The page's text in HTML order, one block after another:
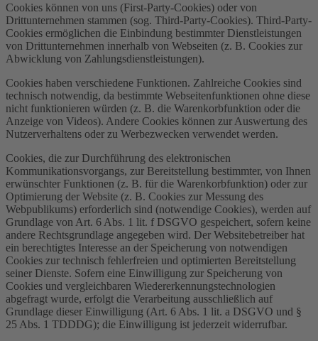
Cookies können von uns (First-Party-Cookies) oder von
Drittunternehmen stammen (sog. Third-Party-Cookies). Third-Party-
Cookies ermöglichen die Einbindung bestimmter Dienstleistungen
von Drittunternehmen innerhalb von Webseiten (z. B. Cookies zur
Abwicklung von Zahlungsdienstleistungen).
Cookies haben verschiedene Funktionen. Zahlreiche Cookies sind
technisch notwendig, da bestimmte Webseitenfunktionen ohne diese
nicht funktionieren würden (z. B. die Warenkorbfunktion oder die
Anzeige von Videos). Andere Cookies können zur Auswertung des
Nutzerverhaltens oder zu Werbezwecken verwendet werden.
Cookies, die zur Durchführung des elektronischen
Kommunikationsvorgangs, zur Bereitstellung bestimmter, von Ihnen
erwünschter Funktionen (z. B. für die Warenkorbfunktion) oder zur
Optimierung der Website (z. B. Cookies zur Messung des
Webpublikums) erforderlich sind (notwendige Cookies), werden auf
Grundlage von Art. 6 Abs. 1 lit. f DSGVO gespeichert, sofern keine
andere Rechtsgrundlage angegeben wird. Der Websitebetreiber hat
ein berechtigtes Interesse an der Speicherung von notwendigen
Cookies zur technisch fehlerfreien und optimierten Bereitstellung
seiner Dienste. Sofern eine Einwilligung zur Speicherung von
Cookies und vergleichbaren Wiedererkennungstechnologien
abgefragt wurde, erfolgt die Verarbeitung ausschließlich auf
Grundlage dieser Einwilligung (Art. 6 Abs. 1 lit. a DSGVO und §
25 Abs. 1 TDDDG); die Einwilligung ist jederzeit widerrufbar.